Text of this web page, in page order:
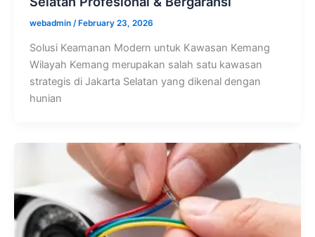
webadmin /February 23, 2026
Solusi Keamanan Modern untuk Kawasan Kemang
Wilayah Kemang merupakan salah satu kawasan
strategis di Jakarta Selatan yang dikenal dengan
hunian